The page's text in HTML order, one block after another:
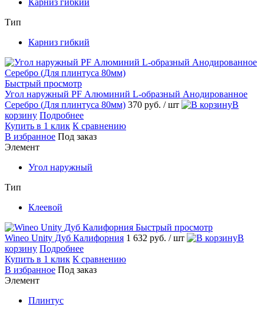
Карниз гибкий
Тип
Карниз гибкий
Быстрый просмотр
Угол наружный PF Алюминий L-образный Анодированное
Серебро (Для плинтуса 80мм) 370 руб. / шт
В
корзину Подробнее
Купить в 1 клик К сравнению
В избранное Под заказ
Элемент
Угол наружный
Тип
Клеевой
Быстрый просмотр
Wineo Unity Дуб Калифорния 1 632 руб. / шт
В
корзину Подробнее
Купить в 1 клик К сравнению
В избранное Под заказ
Элемент
Плинтус